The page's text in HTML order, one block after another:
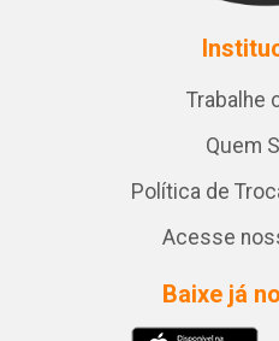
Trabalhe
Quem
Política de
Acesse
Baixe já